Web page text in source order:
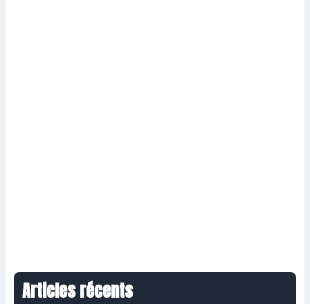
Articles récents